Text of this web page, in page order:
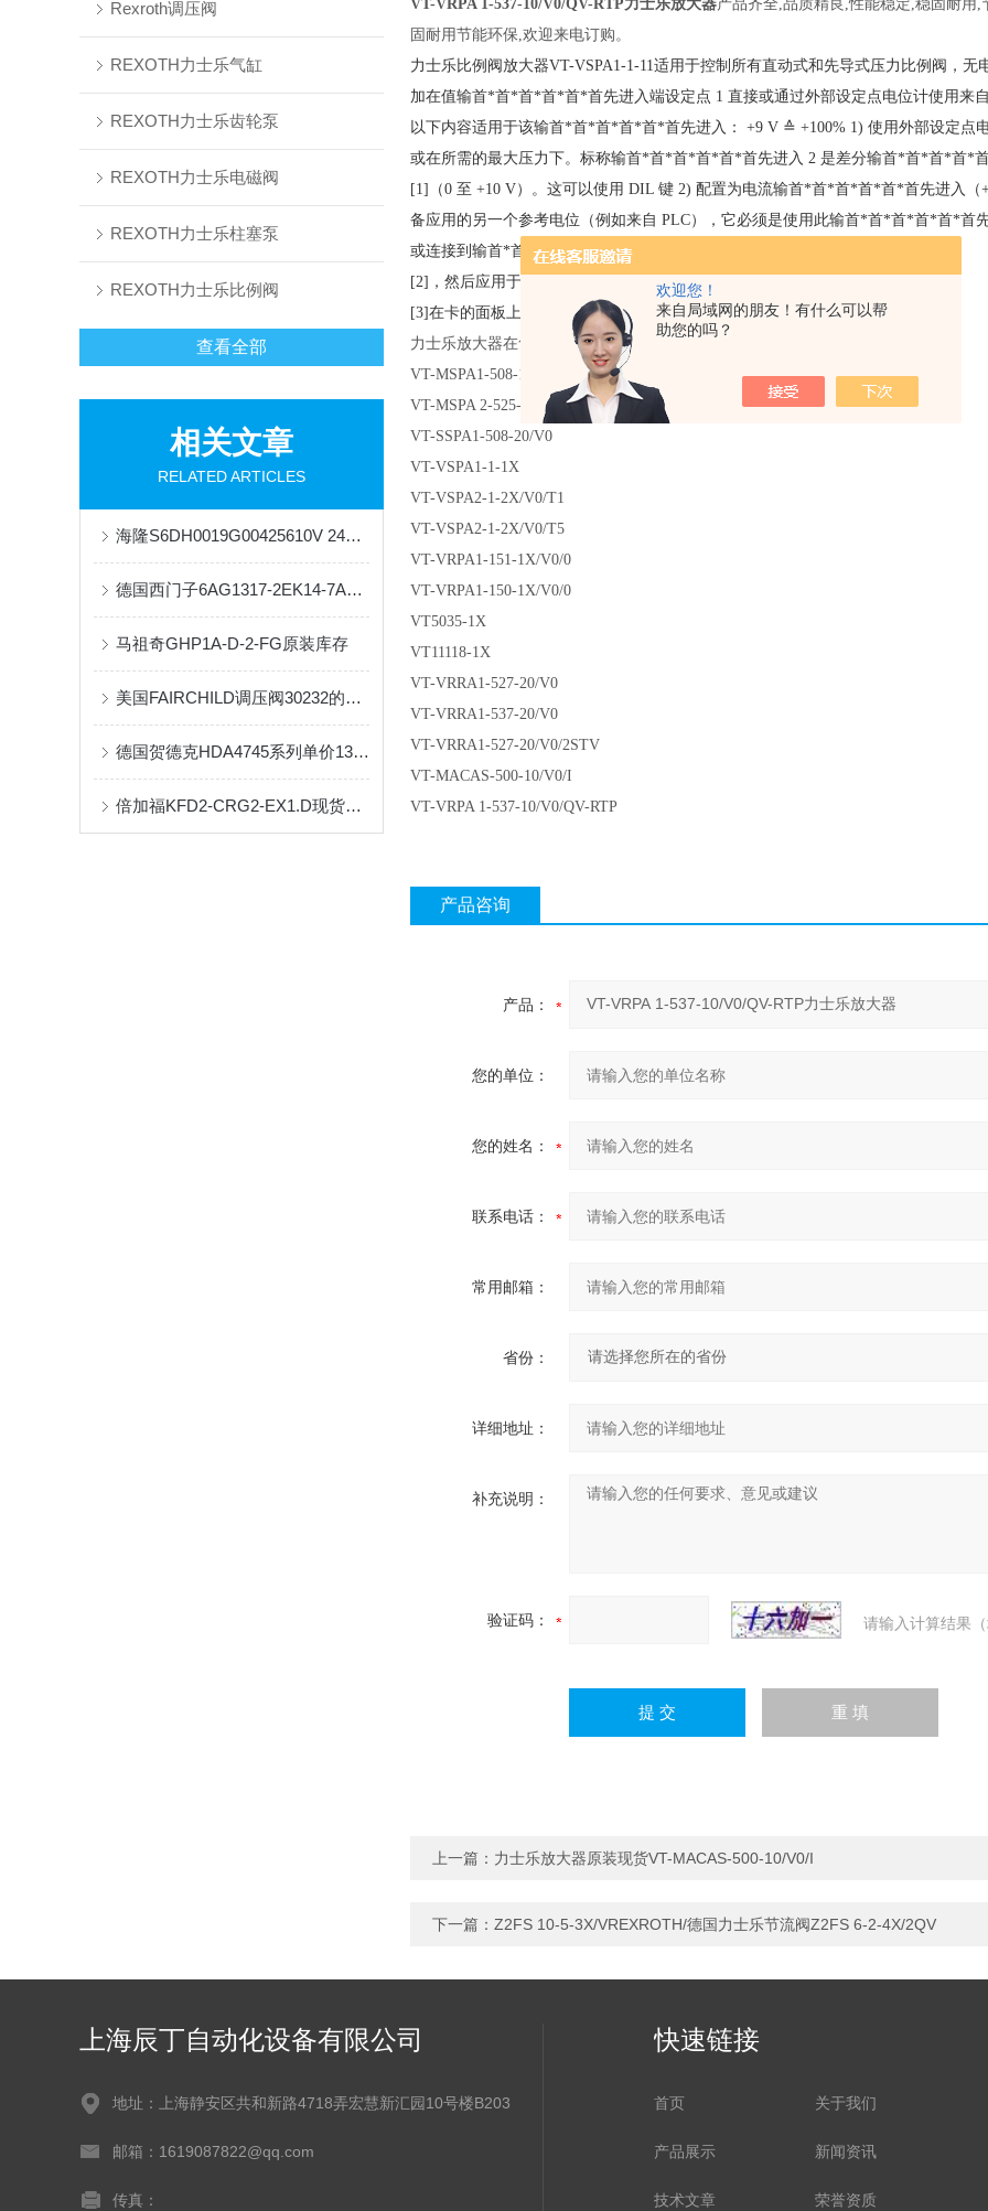
欢迎您！
来自局域网的朋友！有什么可以帮
助您的吗？
Rexroth调压阀
REXOTH力士乐气缸
REXOTH力士乐齿轮泵
REXOTH力士乐电磁阀
REXOTH力士乐柱塞泵
REXOTH力士乐比例阀
查看全部
相关文章
RELATED ARTICLES
海隆S6DH0019G00425610V 24VDC原装正品现货供应
德国西门子6AG1317-2EK14-7AB0原装全新
马祖奇GHP1A-D-2-FG原装库存
美国FAIRCHILD调压阀30232的特点和用途
德国贺德克HDA4745系列单价1300
倍加福KFD2-CRG2-EX1.D现货处理
VT-VRPA 1-537-10/V0/QV-RTP力士乐放大器产品齐全,品质精良,性能稳定,稳固耐用
固耐用节能环保,欢迎来电订购。
力士乐比例阀放大器VT-VSPA1-1-11适用于控制所有直动式和先导式压力比例阀，
加在值输首*首*首*首*首*首先进入端设定点 1 直接或通过外部设定点电位计使用来
以下内容适用于该输首*首*首*首*首*首先进入： +9 V ≙ +100% 1) 使用外部设定点
或在所需的最大压力下。标称输首*首*首*首*首*首先进入 2 是差分输首*首*首*首*
[1]（0 至 +10 V）。这可以使用 DIL 键 2) 配置为电流输首*首*首*首*首*首先进入（
备应用的另一个参考电位（例如来自 PLC），它必须是使用此输首*首*首*首*首*首
或连接到输首*首*首*首*首*首先进入端。在处理之前将两个标称值相加
[2]，然后应用于可访问的电位器
[3]在卡的面板上，用作限制最大标称值的衰减器。
力士乐放大器在售库存部分型号：
VT-MSPA1-508-10/V0
VT-MSPA 2-525-10/V0
VT-SSPA1-508-20/V0
VT-VSPA1-1-1X
VT-VSPA2-1-2X/V0/T1
VT-VSPA2-1-2X/V0/T5
VT-VRPA1-151-1X/V0/0
VT-VRPA1-150-1X/V0/0
VT5035-1X
VT11118-1X
VT-VRRA1-527-20/V0
VT-VRRA1-537-20/V0
VT-VRRA1-527-20/V0/2STV
VT-MACAS-500-10/V0/I
VT-VRPA 1-537-10/V0/QV-RTP
产品咨询
产品：
您的单位：
您的姓名：
联系电话：
常用邮箱：
省份：
详细地址：
补充说明：
验证码： 请输入计算结果
上一篇： 力士乐放大器原装现货VT-MACAS-500-10/V0/I
下一篇： Z2FS 10-5-3X/VREXROTH/德国力士乐节流阀Z2FS 6-2-4X/2QV
上海辰丁自动化设备有限公司
地址：上海静安区共和新路4718弄宏慧新汇园10号楼B203
邮箱：1619087822@qq.com
传真：
快速链接
首页 关于我们
产品展示 新闻资讯
技术文章 荣誉资质